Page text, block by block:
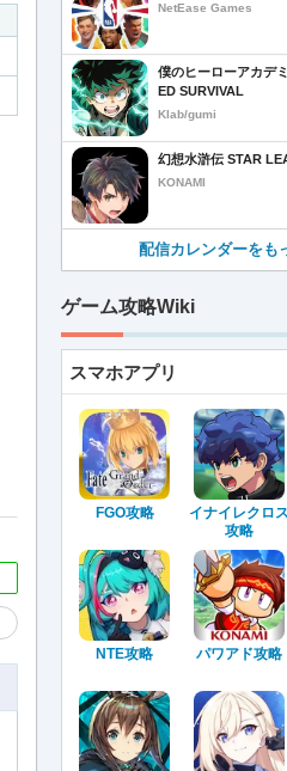
NetEase Games
僕のヒーローアカデ
ED SURVIVAL
Klab/gumi
幻想水滸伝 STAR
KONAMI
配信カレンダーをも
ゲーム攻略Wiki
スマホアプリ
FGO攻略
イナイレクロス
攻略
NTE攻略 パワアド攻略